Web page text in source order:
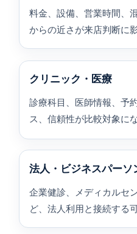
料金、設備、営業時間、
からの近さが来店判断に
クリニック・医療
診療科目、医師情報、予
ス、信頼性が比較対象に
法人・ビジネスパーソ
企業健診、メディカルセ
ど、法人利用と接続する